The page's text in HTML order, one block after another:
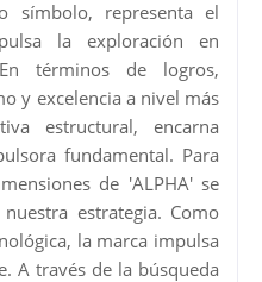
símbolo, representa el
la exploración en
términos de logros,
y excelencia a nivel más
estructural, encarna
fundamental. Para
de 'ALPHA' se
estrategia. Como
la marca impulsa
A través de la búsqueda